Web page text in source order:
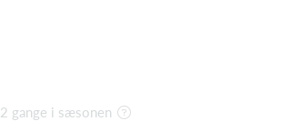
2 gange i sæsonen